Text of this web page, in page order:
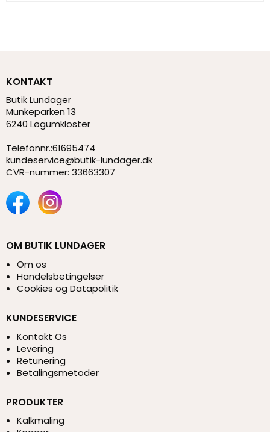
KONTAKT
Butik Lundager
Munkeparken 13
6240 Løgumkloster
Telefonnr.:61695474
kundeservice@butik-lundager.dk
CVR-nummer: 33663307
OM BUTIK LUNDAGER
Om os
Handelsbetingelser
Cookies og Datapolitik
KUNDESERVICE
Kontakt Os
Levering
Retunering
Betalingsmetoder
PRODUKTER
Kalkmaling